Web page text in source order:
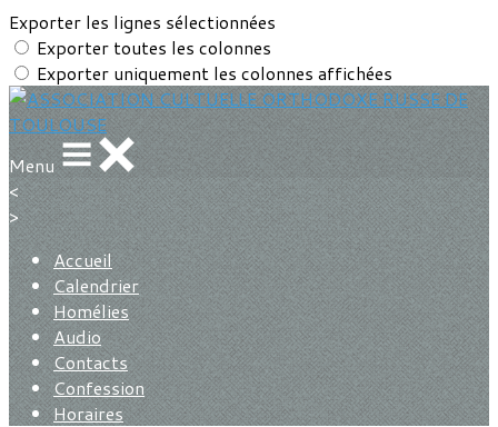
Exporter les lignes sélectionnées
Exporter toutes les colonnes
Exporter uniquement les colonnes affichées
Menu
<
>
Accueil
Calendrier
Homélies
Audio
Contacts
Confession
Horaires